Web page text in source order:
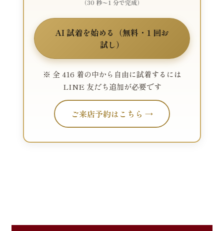
（30 秒〜1 分で完成）
AI 試着を始める（無料・1 回お
試し）
※ 全 416 着の中から自由に試着するには
LINE 友だち追加が必要です
ご来店予約はこちら →